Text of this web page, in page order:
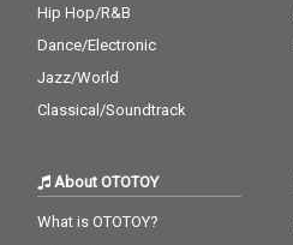
Hip Hop/R&B
Dance/Electronic
Jazz/World
Classical/Soundtrack
About OTOTOY
What is OTOTOY?